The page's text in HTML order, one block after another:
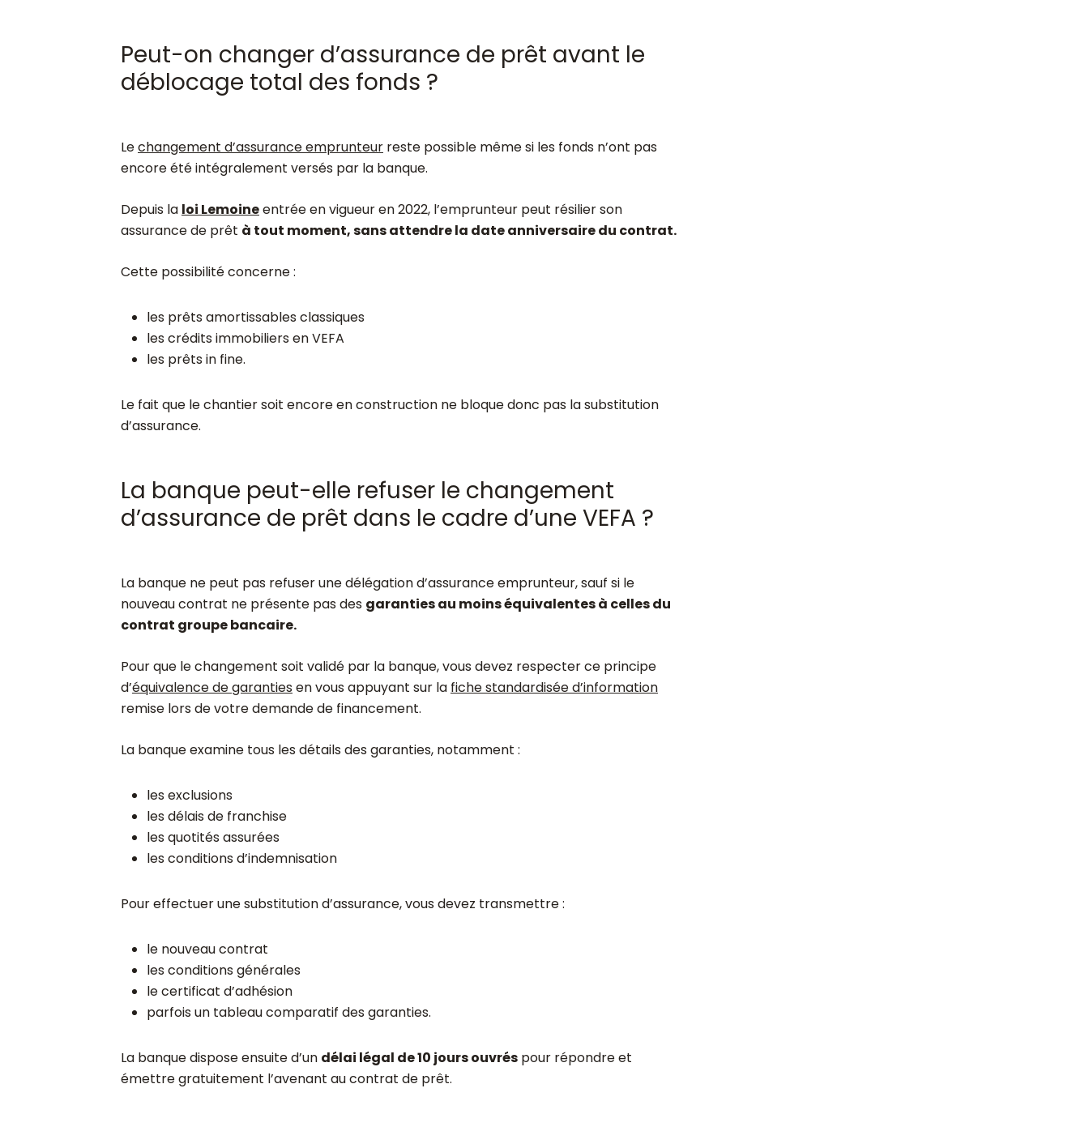
Peut-on changer d’assurance de prêt avant le
déblocage total des fonds ?
Lechangement d’assurance emprunteur reste possible même si les fonds n’ont pas
encore été intégralement versés par la banque.
Depuis la loi Lemoineentrée en vigueur en 2022, l’emprunteur peut résilier son
assurance de prêt à tout moment, sans attendre la date anniversaire du contrat.
Cette possibilité concerne :
les prêts amortissables classiques
les crédits immobiliers en VEFA
les prêts in fine.
Le fait que le chantier soit encore en construction ne bloque donc pas la substitution
d’assurance.
La banque peut-elle refuser le changement
d’assurance de prêt dans le cadre d’une VEFA ?
La banque ne peut pas refuser une délégation d’assurance emprunteur, sauf si le
nouveau contrat ne présente pas des garanties au moins équivalentes à celles du
contrat groupe bancaire.
Pour que le changement soit validé par la banque, vous devez respecter ce principe
d’équivalence de garantiesen vous appuyant sur la fiche standardisée d’information
remise lors de votre demande de financement.
La banque examine tous les détails des garanties, notamment :
les exclusions
les délais de franchise
les quotités assurées
les conditions d’indemnisation
Pour effectuer une substitution d’assurance, vous devez transmettre :
le nouveau contrat
les conditions générales
le certificat d’adhésion
parfois un tableau comparatif des garanties.
La banque dispose ensuite d’un délai légal de 10 jours ouvrés pour répondre et
émettre gratuitement l’avenant au contrat de prêt.